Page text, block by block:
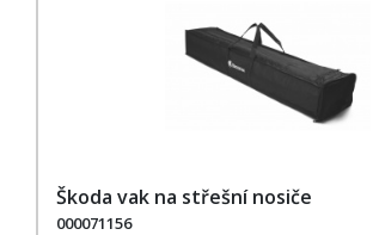
Škoda vak na střešní nosiče
000071156